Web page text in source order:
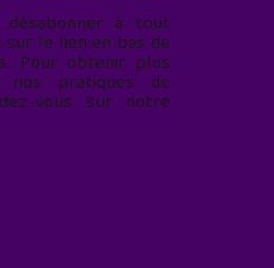
à tout
le lien en bas de
Pour obtenir plus
nos pratiques de
vous sur notre